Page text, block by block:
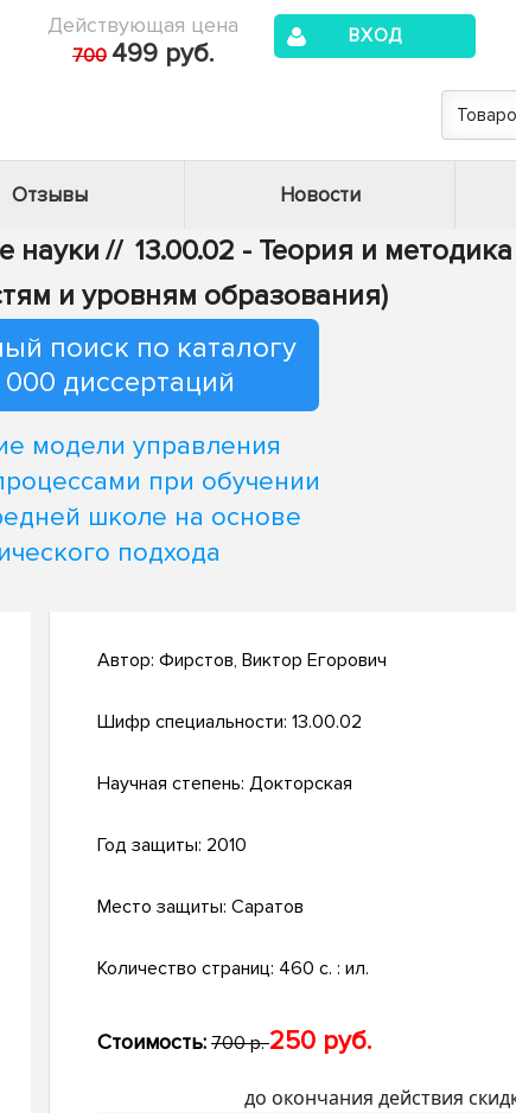
Действующая цена
700 499 руб.
ВХОД
Отзывы Новости
науки // 13.00.02 - Теория и
и уровням образования)
поиск по каталогу
диссертаций
модели управления
при обучении
школе на основе
подхода
Автор: Фирстов, Виктор Егорович
Шифр специальности: 13.00.02
Научная степень: Докторская
Год защиты: 2010
Место защиты: Саратов
Количество страниц: 460 с. : ил.
Стоимость: 700 р.250 руб.
до окончания действия